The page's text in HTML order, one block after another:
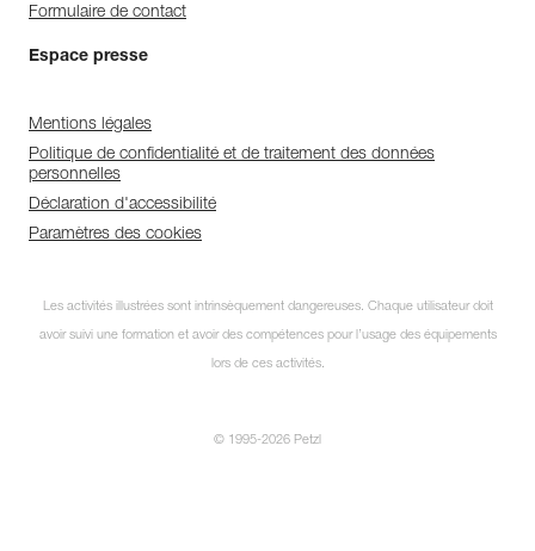
Formulaire de contact
Espace presse
Mentions légales
Politique de confidentialité et de traitement des données
personnelles
Déclaration d'accessibilité
Paramètres des cookies
Les activités illustrées sont intrinsèquement dangereuses. Chaque utilisateur doit
avoir suivi une formation et avoir des compétences pour l’usage des équipements
lors de ces activités.
© 1995-2026 Petzl